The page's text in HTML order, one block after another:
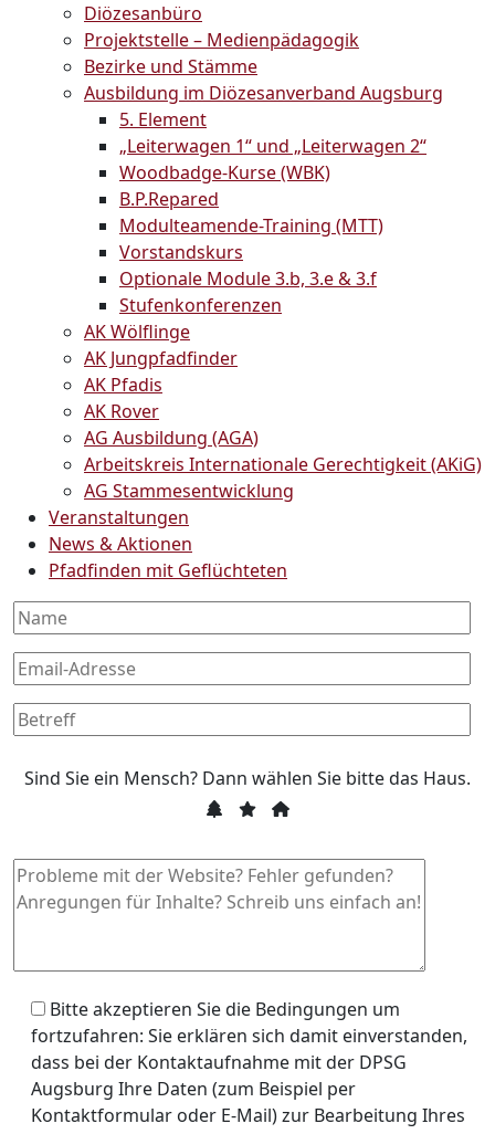
Diözesanbüro
Projektstelle – Medienpädagogik
Bezirke und Stämme
Ausbildung im Diözesanverband Augsburg
5. Element
„Leiterwagen 1“ und „Leiterwagen 2“
Woodbadge-Kurse (WBK)
B.P.Repared
Modulteamende-Training (MTT)
Vorstandskurs
Optionale Module 3.b, 3.e & 3.f
Stufenkonferenzen
AK Wölflinge
AK Jungpfadfinder
AK Pfadis
AK Rover
AG Ausbildung (AGA)
Arbeitskreis Internationale Gerechtigkeit (AKiG)
AG Stammesentwicklung
Veranstaltungen
News & Aktionen
Pfadfinden mit Geflüchteten
Sind Sie ein Mensch? Dann wählen Sie bittedas Haus.
1 2
Bitte akzeptieren Sie die Bedingungen um
fortzufahren: Sie erklären sich damit einverstanden,
dass bei der Kontaktaufnahme mit der DPSG
Augsburg Ihre Daten (zum Beispiel per
Kontaktformular oder E-Mail) zur Bearbeitung Ihres